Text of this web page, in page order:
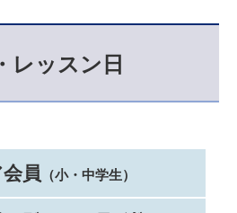
レッスン日
員 （小・中学生）